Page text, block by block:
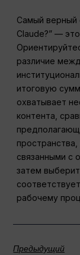
Самый верный
Claude?” —
различие
итоговую
охватывает
контента,
связанными с
затем
рабочему
Предыдущий